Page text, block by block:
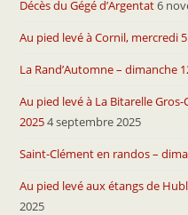
Décès du Gégé d’Argentat6
Au pied levé à Cornil, mercredi
La Rand’Automne – dimanche
Au pied levé à La Bitarelle
20254 septembre 2025
Saint-Clément en randos –
Au pied levé aux étangs de
2025